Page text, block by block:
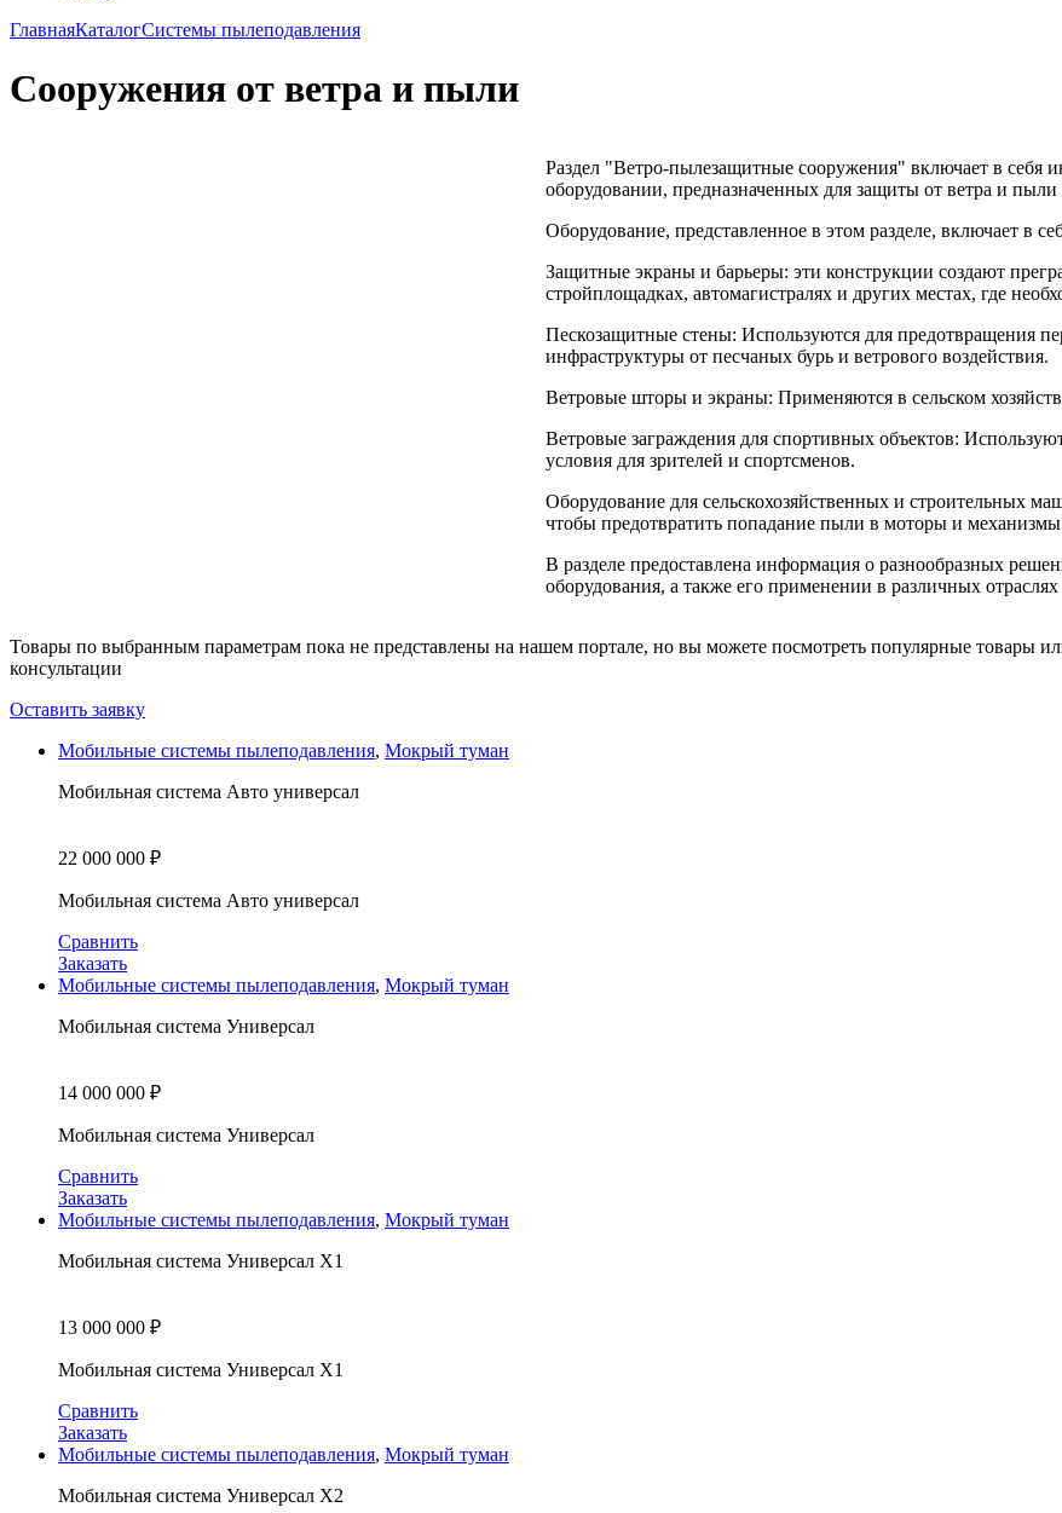
ГлавнаяКаталогСистемы пылеподавления
Сооружения от ветра и пыли
Раздел "Ветро-пылезащитные сооружения" включает в себя
оборудовании, предназначенных для защиты от ветра и пыли
Оборудование, представленное в этом разделе, включает в
Защитные экраны и барьеры: эти конструкции создают
стройплощадках, автомагистралях и других местах, где
Пескозащитные стены: Используются для предотвращения
инфраструктуры от песчаных бурь и ветрового воздействия.
Ветровые шторы и экраны: Применяются в сельском
Ветровые заграждения для спортивных объектов:
условия для зрителей и спортсменов.
Оборудование для сельскохозяйственных и строительных
чтобы предотвратить попадание пыли в моторы и
В разделе предоставлена информация о разнообразных
оборудования, а также его применении в различных отраслях
Товары по выбранным параметрам пока не представлены на нашем портале, но вы можете посмотреть популярные товары
консультации
Оставить заявку
Мобильные системы пылеподавления, Мокрый туман
Мобильная система Авто универсал
22 000 000 ₽
Мобильная система Авто универсал
Сравнить
Заказать
Мобильные системы пылеподавления, Мокрый туман
Мобильная система Универсал
14 000 000 ₽
Мобильная система Универсал
Сравнить
Заказать
Мобильные системы пылеподавления, Мокрый туман
Мобильная система Универсал X1
13 000 000 ₽
Мобильная система Универсал X1
Сравнить
Заказать
Мобильные системы пылеподавления, Мокрый туман
Мобильная система Универсал X2